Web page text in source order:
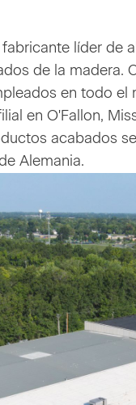
líder de
de la madera.
en todo el
en O'Fallon,
acabados
Alemania.